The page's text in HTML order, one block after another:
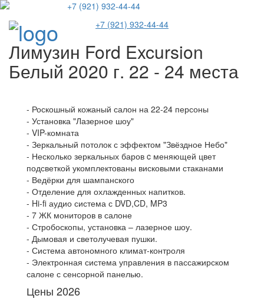
+7 (921) 932-44-44
+7 (921) 932-44-44
Лимузин Ford Excursion
Белый 2020 г. 22 - 24 места
- Роскошный кожаный салон на 22-24 персоны
- Установка "Лазерное шоу"
- VIP-комната
- Зеркальный потолок с эффектом "Звёздное Небо"
- Несколько зеркальных баров c меняющей цвет
подсветкой укомплектованы висковыми стаканами
- Ведёрки для шампанского
- Отделение для охлажденных напитков.
- Hi-fi аудио система с DVD,CD, MP3
- 7 ЖК мониторов в салоне
- Стробоскопы, установка – лазерное шоу.
- Дымовая и светолучевая пушки.
- Система автономного климат-контроля
- Электронная система управления в пассажирском
салоне с сенсорной панелью.
Цены 2026